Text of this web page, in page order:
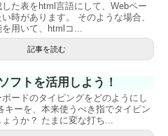
た表をhtml言語にして、Webペー
時があります。 そのような場合、
用いて、htmlコ...
記事を読む
フトを活用しよう！
ードのタイピングをどのようにし
キーを、本来使うべき指でタイピン
うか？ たまに変な打ち...